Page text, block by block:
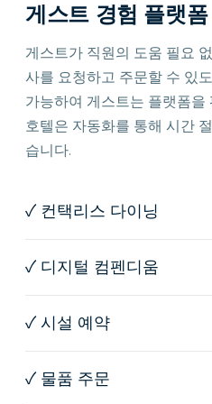
게스트 경험 플랫폼
게스트가 직원의 도움 필요
사를 요청하고 주문할 수 있
가능하여 게스트는 플랫폼을
호텔은 자동화를 통해 시간
습니다.
✓ 컨택리스 다이닝
✓ 디지털 컴펜디움
✓ 시설 예약
✓ 물품 주문